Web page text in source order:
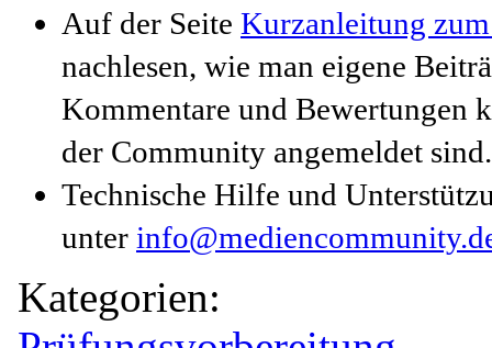
Auf der Seite Kurzanleitung
nachlesen, wie man eigene
Kommentare und Bewertungen
der Community angemeldet sind.
Technische Hilfe und
unter
Kategorien: